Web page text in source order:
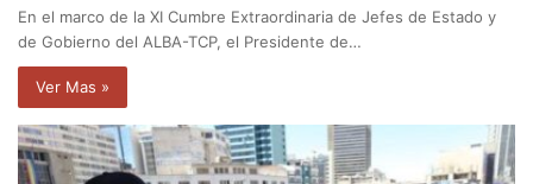
En el marco de la XI Cumbre Extraordinaria de Jefes de Estado y
de Gobierno del ALBA-TCP, el Presidente de…
Ver Mas »